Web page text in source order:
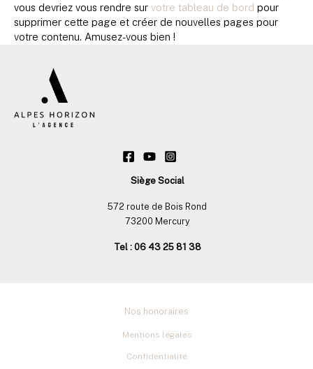
vous devriez vous rendre sur votre tableau de bord pour
supprimer cette page et créer de nouvelles pages pour
votre contenu. Amusez-vous bien !
Siège Social
572 route de Bois Rond
73200 Mercury
Tel : 06 43 25 81 38
Nos honoraires
Mentions légales
Confidentialité